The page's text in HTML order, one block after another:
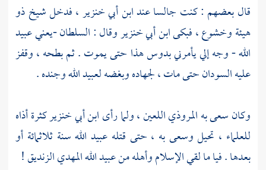
قال بعضهم : كنت جالسا عندابن أبي خنزير، فدخل شيخ ذو
هيئة وخشوع ، فبكىابن أبي خنزيروقال : السلطان -يعنيعبيد
الله- وجه إلي يأمرني بدوس هذا حتى يموت . ثم بطحه ، وقفز
عليه السودان حتى مات ، لجهاده وبغضهلعبيد اللهوجنده .
وكان سعى بهالمروذياللعين ، ولما رأىابن أبي خنزيركثرة أذاه
للعلماء ، تحيل وسعى به ، حتى قتله عبيد اللهسنة ثلاثمائة أو
بعدها . فيا ما لقي الإسلام وأهله منعبيد الله المهدي الزنديق!